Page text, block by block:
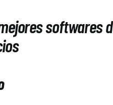
softwares